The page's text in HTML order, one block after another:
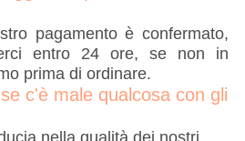
pagamento è confermato,
entro 24 ore, se non in
prima di ordinare.
c'è male qualcosa con gli